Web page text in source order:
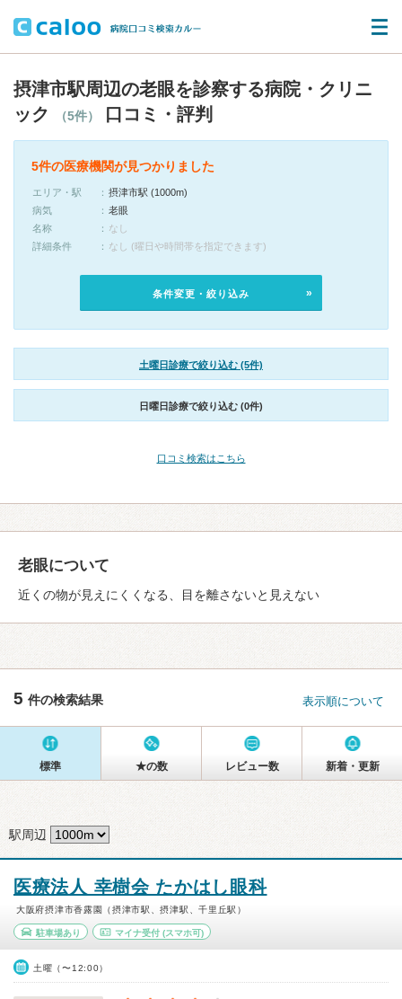
摂津市駅周辺の老眼を診察する病院・クリニ
ック
（5件） 口コミ・評判
5件の医療機関が見つかりました
エリア・駅
摂津市駅 (1000m)
病気
老眼
名称
なし
詳細条件
なし (曜日や時間帯を指定できます)
条件変更・絞り込み
土曜日診療で絞り込む (5件)
日曜日診療で絞り込む (0件)
口コミ検索はこちら
老眼について
近くの物が見えにくくなる、目を離さないと見えない
5 件の検索結果 表示順について
標準 ★の数 レビュー数 新着・更新
駅周辺
医療法人 幸樹会 たかはし眼科
大阪府摂津市香露園（摂津市駅、摂津駅、千里丘駅）
駐車場あり マイナ受付(スマホ可)
土曜（〜12:00）